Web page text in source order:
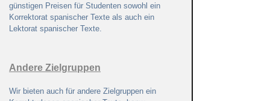
günstigen Preisen für Studenten sowohl ein
Korrektorat spanischer Texte als auch ein
Lektorat spanischer Texte.
Andere Zielgruppen
Wir bieten auch für andere Zielgruppen ein